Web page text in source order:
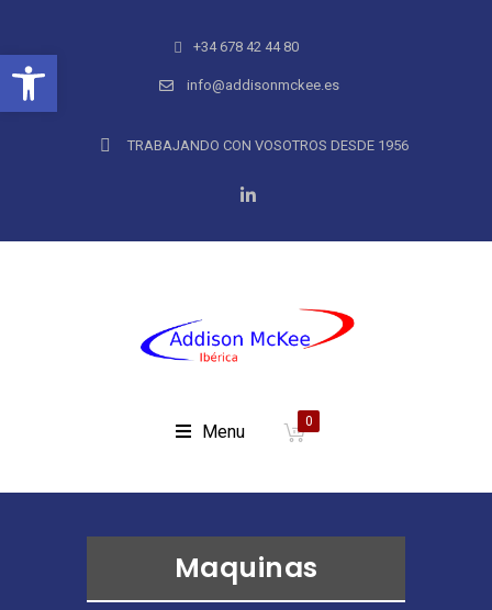
Abrir barra de herramientas+34 678 42 44 80
info@addisonmckee.es
TRABAJANDO CON VOSOTROS DESDE 1956
Menu 0
Maquinas